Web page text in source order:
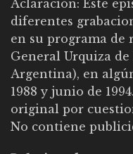
Aclaración: Este
diferentes
en su programa de
General Urquiza de
Argentina), en
1988 y junio de
original por
No contiene